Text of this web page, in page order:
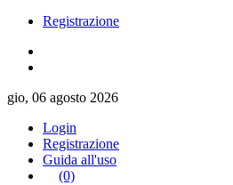
Registrazione
gio, 06 agosto 2026
Login
Registrazione
Guida all'uso
(0)